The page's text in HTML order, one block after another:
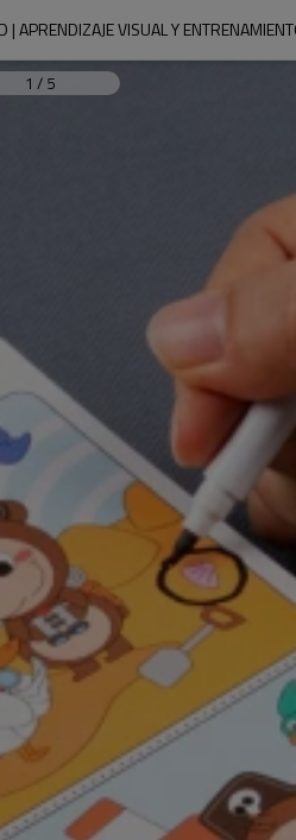
| APRENDIZAJE VISUAL Y
1 / 5